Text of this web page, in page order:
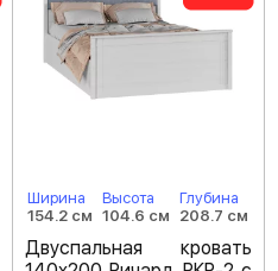
Ширина
154.2 см
Высота
104.6 см
Глубина
208.7 см
Двуспальная кровать